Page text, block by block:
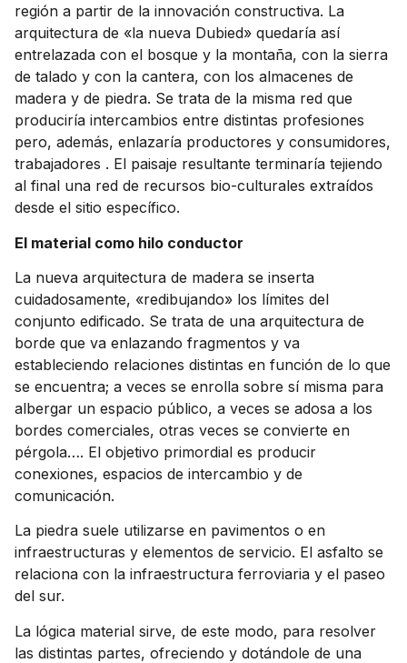
región a partir de la innovación constructiva. La
arquitectura de «la nueva Dubied» quedaría así
entrelazada con el bosque y la montaña, con la sierra
de talado y con la cantera, con los almacenes de
madera y de piedra. Se trata de la misma red que
produciría intercambios entre distintas profesiones
pero, además, enlazaría productores y consumidores,
trabajadores . El paisaje resultante terminaría tejiendo
al final una red de recursos bio-culturales extraídos
desde el sitio específico.
El material como hilo conductor
La nueva arquitectura de madera se inserta
cuidadosamente, «redibujando» los límites del
conjunto edificado. Se trata de una arquitectura de
borde que va enlazando fragmentos y va
estableciendo relaciones distintas en función de lo que
se encuentra; a veces se enrolla sobre sí misma para
albergar un espacio público, a veces se adosa a los
bordes comerciales, otras veces se convierte en
pérgola…. El objetivo primordial es producir
conexiones, espacios de intercambio y de
comunicación.
La piedra suele utilizarse en pavimentos o en
infraestructuras y elementos de servicio. El asfalto se
relaciona con la infraestructura ferroviaria y el paseo
del sur.
La lógica material sirve, de este modo, para resolver
las distintas partes, ofreciendo y dotándole de una